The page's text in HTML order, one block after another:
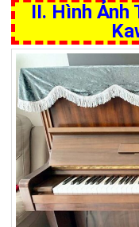
II. Hình Ảnh